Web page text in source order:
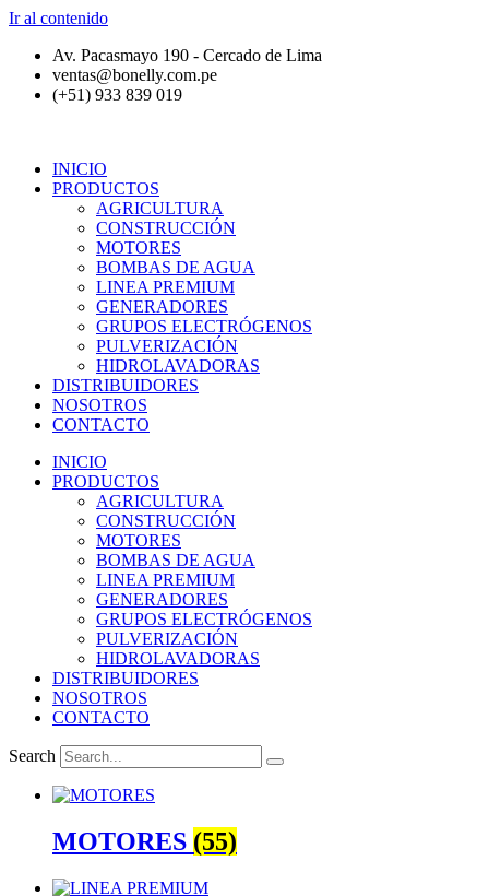
Ir al contenido
Av. Pacasmayo 190 - Cercado de Lima
ventas@bonelly.com.pe
(+51) 933 839 019
INICIO
PRODUCTOS
AGRICULTURA
CONSTRUCCIÓN
MOTORES
BOMBAS DE AGUA
LINEA PREMIUM
GENERADORES
GRUPOS ELECTRÓGENOS
PULVERIZACIÓN
HIDROLAVADORAS
DISTRIBUIDORES
NOSOTROS
CONTACTO
INICIO
PRODUCTOS
AGRICULTURA
CONSTRUCCIÓN
MOTORES
BOMBAS DE AGUA
LINEA PREMIUM
GENERADORES
GRUPOS ELECTRÓGENOS
PULVERIZACIÓN
HIDROLAVADORAS
DISTRIBUIDORES
NOSOTROS
CONTACTO
Search
MOTORES (55)